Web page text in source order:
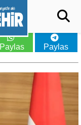
Paylas Paylas